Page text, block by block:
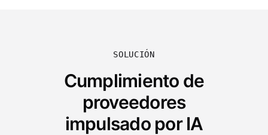
SOLUCIÓN
Cumplimiento de
proveedores
impulsado por IA